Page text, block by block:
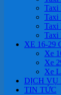
Taxi
Taxi
Taxi
Taxi
XE 16-29
Xe
Xe
Xe
DỊCH VỤ
TIN TỨC